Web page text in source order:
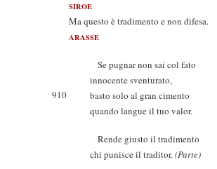
SIROE
Ma questo è tradimento e non difesa.
ARASSE
Se pugnar non sai col fato
innocente sventurato,
910
basto solo al gran cimento
quando langue il tuo valor.
Rende giusto il tradimento
chi punisce il traditor.(Parte)